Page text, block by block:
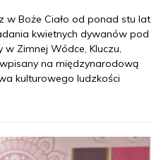
w Boże Ciało od ponad stu lat
kwietnych dywanów pod
Zimnej Wódce, Kluczu,
na międzynarodową
kulturowego ludzkości